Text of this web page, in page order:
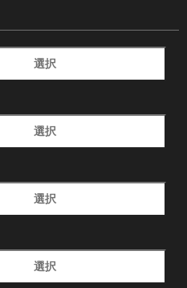
選択
選択
選択
選択